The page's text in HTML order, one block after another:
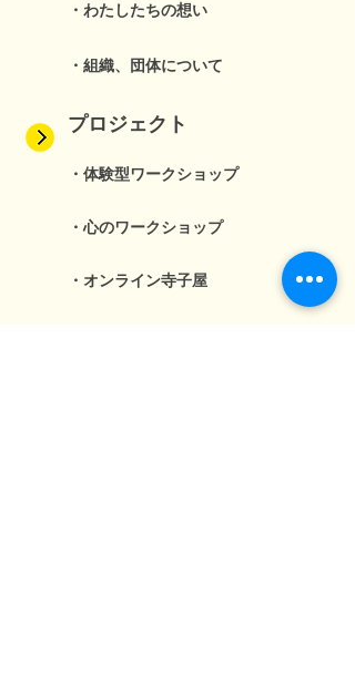
・わたしたちの想い
・組織、団体について
プロジェクト
・体験型ワークショップ
・心のワークショップ
・オンライン寺子屋